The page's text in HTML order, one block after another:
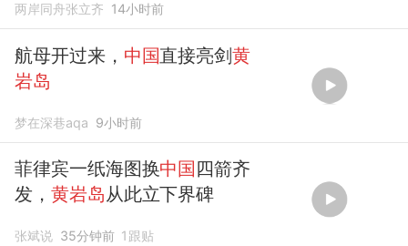
两岸同舟张立齐 14小时前
航母开过来， 中国直接亮剑黄
岩岛
梦在深巷aqa 9小时前
菲律宾一纸海图换中国四箭齐
发，黄岩岛从此立下界碑
张斌说 35分钟前 1 跟贴